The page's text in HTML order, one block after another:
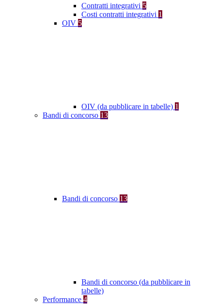
Contratti integrativi 5
Costi contratti integrativi 1
OIV 5
OIV (da pubblicare in tabelle) 1
Bandi di concorso 13
Bandi di concorso 13
Bandi di concorso (da pubblicare in
tabelle)
Performance 4